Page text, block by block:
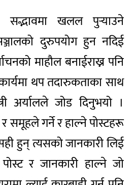
सद्भावमा खलल पुर्‍याउने
दुरुपयोग हुन नदिई
माहौल बनाईराख्न पनि
थप तदारुकताका साथ
अर्यालले जोड दिनुभयो ।
समूहले गर्ने र हाल्ने पोस्टहरू
हुन् त्यसको जानकारी लिई
र जानकारी हाल्ने जो